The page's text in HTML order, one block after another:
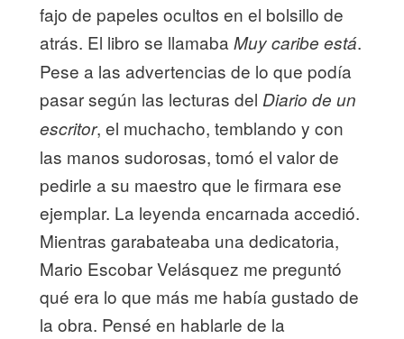
fajo de papeles ocultos en el bolsillo de
atrás. El libro se llamaba Muy caribe está.
Pese a las advertencias de lo que podía
pasar según las lecturas del Diario de un
escritor, el muchacho, temblando y con
las manos sudorosas, tomó el valor de
pedirle a su maestro que le firmara ese
ejemplar. La leyenda encarnada accedió.
Mientras garabateaba una dedicatoria,
Mario Escobar Velásquez me preguntó
qué era lo que más me había gustado de
la obra. Pensé en hablarle de la